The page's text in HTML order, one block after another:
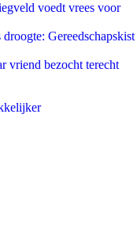
voedt vrees voor
Gereedschapskist
vriend bezocht terecht